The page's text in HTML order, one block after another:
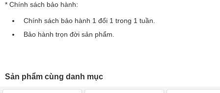
* Chính sách bảo hành:
Chính sách bảo hành 1 đổi 1 trong 1 tuần.
Bảo hành trọn đời sản phẩm.
Sản phẩm cùng danh mục